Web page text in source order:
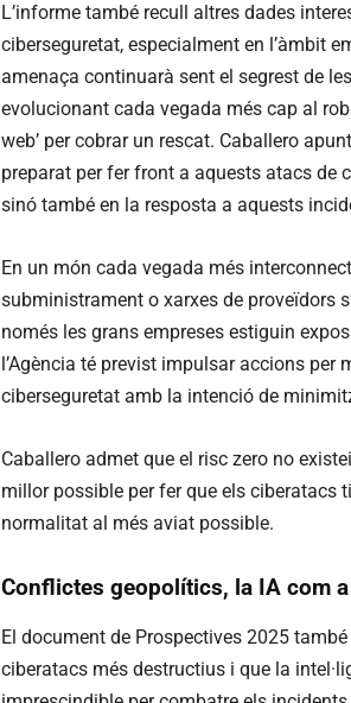
L’informe també recull altres dades
ciberseguretat, especialment en l’àmbit
amenaça continuarà sent el segrest de
evolucionant cada vegada més cap al
web’ per cobrar un rescat. Caballero
preparat per fer front a aquests atacs de
sinó també en la resposta a aquests
En un món cada vegada més
subministrament o xarxes de proveïdors
només les grans empreses estiguin
l’Agència té previst impulsar accions
ciberseguretat amb la intenció de
Caballero admet que el risc zero no
millor possible per fer que els ciberatacs
normalitat al més aviat possible.
Conflictes geopolítics, la IA com
El document de Prospectives 2025
ciberatacs més destructius i que la